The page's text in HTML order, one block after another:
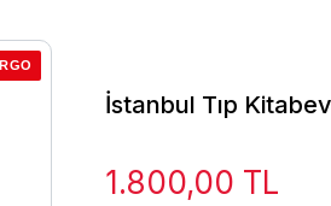
İstanbul Tıp
1.800,00 TL